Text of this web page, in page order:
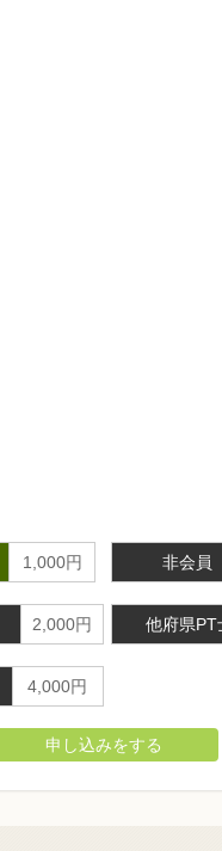
1,000円 非会員
2,000円 他府県PT
4,000円
申し込みをする